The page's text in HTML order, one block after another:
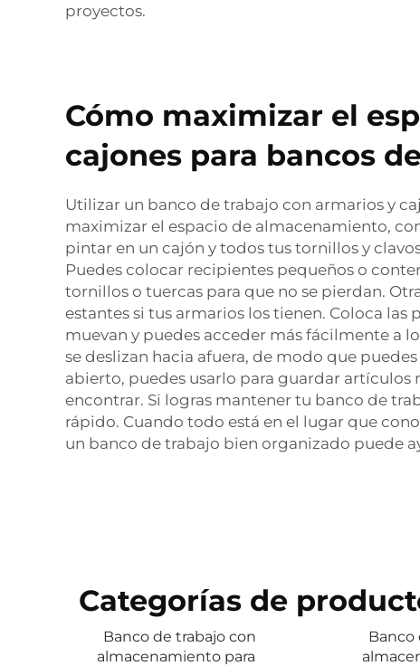
proyectos.
Cómo maximizar el
cajones para bancos
Utilizar un banco de trabajo con armarios y
maximizar el espacio de almacenamiento,
pintar en un cajón y todos tus tornillos y
Puedes colocar recipientes pequeños o
tornillos o tuercas para que no se pierdan.
estantes si tus armarios los tienen. Coloca las
muevan y puedes acceder más fácilmente a
se deslizan hacia afuera, de modo que
abierto, puedes usarlo para guardar artículos
encontrar. Si logras mantener tu banco de
rápido. Cuando todo está en el lugar que
un banco de trabajo bien organizado puede
Categorías de
Banco de trabajo con
almacenamiento para
Banco